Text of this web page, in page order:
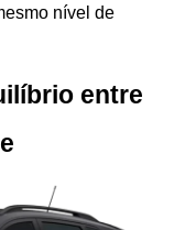
nível de
entre